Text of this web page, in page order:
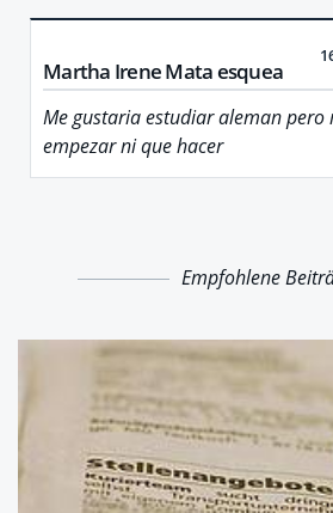
Martha Irene Mata esquea
Me gustaria estudiar aleman pero
empezar ni que hacer
Empfohlene